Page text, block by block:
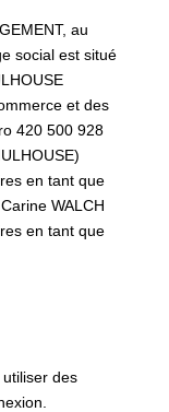
au
social est situé
et des
420 500 928
en tant que
WALCH
en tant que
utiliser des